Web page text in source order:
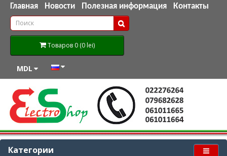
Главная Новости Полезная информация Контакты
Товаров 0 (0 lei)
MDL
Категории